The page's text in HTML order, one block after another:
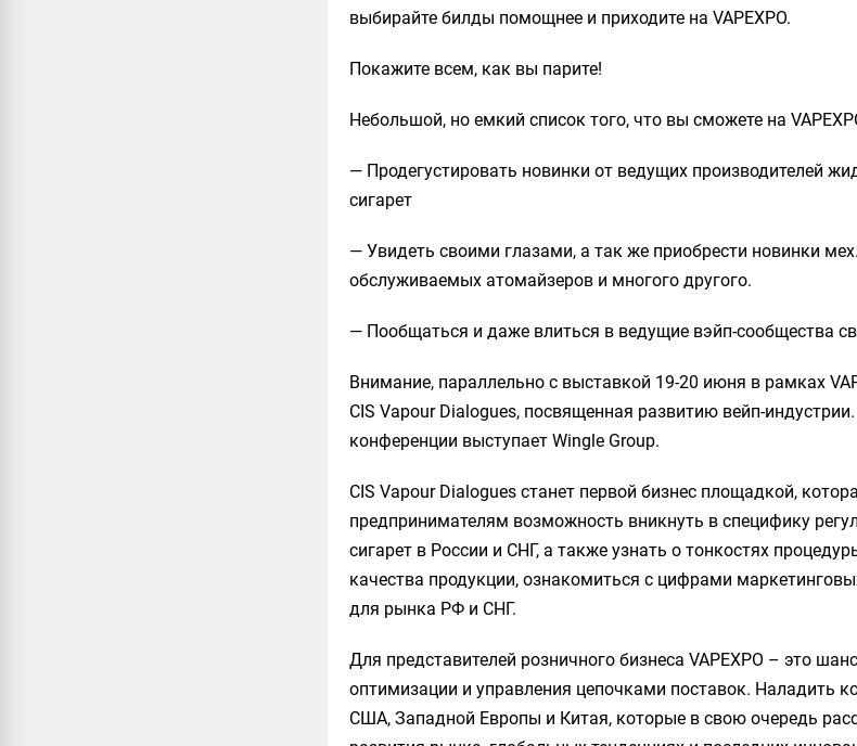
выбирайте билды помощнее и приходите на VAPEXPO.
Покажите всем, как вы парите!
Небольшой, но емкий список того, что вы сможете на
— Продегустировать новинки от ведущих производителей
сигарет
— Увидеть своими глазами, а так же приобрести новинки
обслуживаемых атомайзеров и многого другого.
— Пообщаться и даже влиться в ведущие вэйп-сообщества
Внимание, параллельно с выставкой 19-20 июня в рамках
CIS Vapour Dialogues, посвященная развитию вейп-
конференции выступает Wingle Group.
CIS Vapour Dialogues станет первой бизнес площадкой,
предпринимателям возможность вникнуть в специфику
сигарет в России и СНГ, а также узнать о тонкостях
качества продукции, ознакомиться с цифрами
для рынка РФ и СНГ.
Для представителей розничного бизнеса VAPEXPO – это
оптимизации и управления цепочками поставок. Наладить
США, Западной Европы и Китая, которые в свою очередь